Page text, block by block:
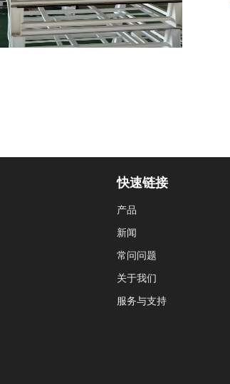
快速链接
产品
新闻
常问问题
关于我们
服务与支持